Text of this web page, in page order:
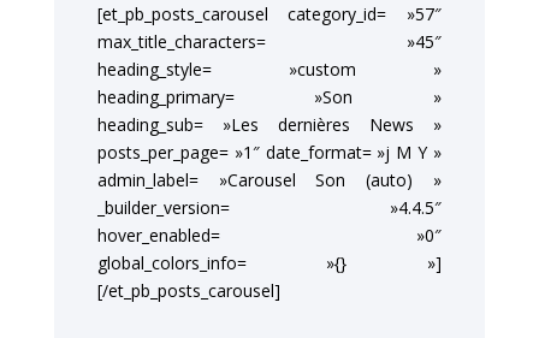
[et_pb_posts_carousel category_id= »57″
max_title_characters= »45″
heading_style= »custom »
heading_primary= »Son »
heading_sub= »Les dernières News »
posts_per_page= »1″ date_format= »j M Y »
admin_label= »Carousel Son (auto) »
_builder_version= »4.4.5″
hover_enabled= »0″
global_colors_info= »{} »]
[/et_pb_posts_carousel]